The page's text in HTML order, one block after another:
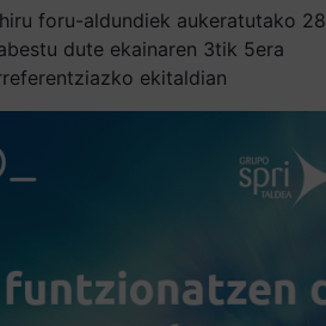
foru-aldundiek aukeratutako 28
dute ekainaren 3tik 5era
ekitaldian